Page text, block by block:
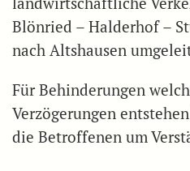
Blönried – Halderhof –
nach Altshausen
Für Behinderungen
Verzögerungen
die Betroffenen um